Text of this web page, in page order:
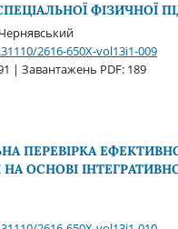
ФІЗИЧНОЇ
2616-650X-vol13i1-009
| Завантажень PDF: 189
ПЕРЕВІРКА
ОСНОВІ